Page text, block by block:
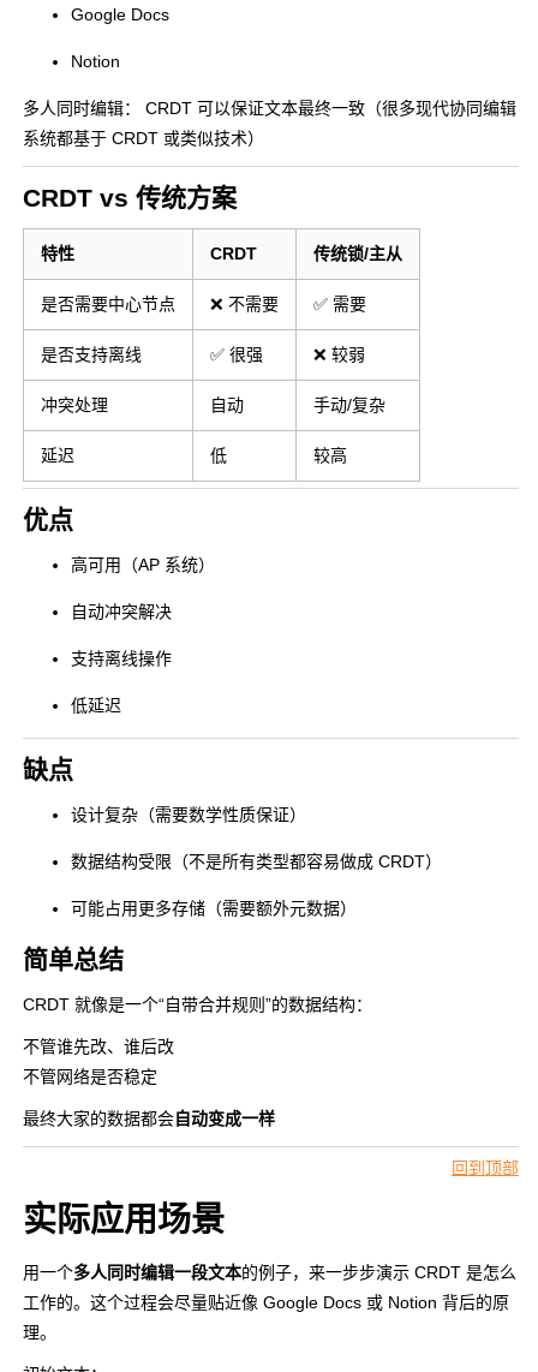
Google Docs
Notion
多人同时编辑： CRDT 可以保证文本最终一致（很多现代协同编辑
系统都基于 CRDT 或类似技术）
CRDT vs 传统方案
特性 CRDT 传统锁/主从
是否需要中心节点 ❌ 不需要 ✅ 需要
是否支持离线 ✅ 很强 ❌ 较弱
冲突处理 自动 手动/复杂
延迟 低 较高
优点
高可用（AP 系统）
自动冲突解决
支持离线操作
低延迟
缺点
设计复杂（需要数学性质保证）
数据结构受限（不是所有类型都容易做成 CRDT）
可能占用更多存储（需要额外元数据）
简单总结
CRDT 就像是一个“自带合并规则”的数据结构：
不管谁先改、谁后改
不管网络是否稳定
最终大家的数据都会自动变成一样
回到顶部
实际应用场景
用一个多人同时编辑一段文本的例子，来一步步演示 CRDT 是怎么
工作的。这个过程会尽量贴近像 Google Docs 或 Notion 背后的原
理。